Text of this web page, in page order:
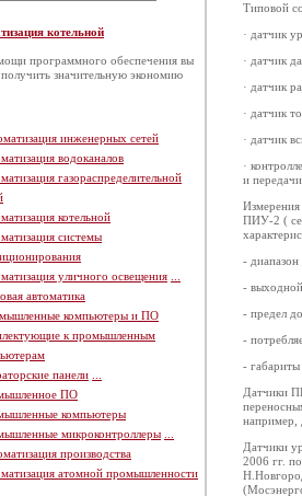
котельной
программного обеспечения вы
значительную экономию
инженерных сетей
водоканалов
газораспределительной
котельной
системы
уличного освещения
автоматика
компьютеры и ПО
к промышленным
панели
ПО
компьютеры
микроконтроллеры
производства
атомной промышленности
Типовой
· датчик
· датчик
· датчик
· датчик
· датчик
·
и
ПИУ-2 (
-
-
- предел
-
-
Датчики
например,
Датчики
2006 гг.